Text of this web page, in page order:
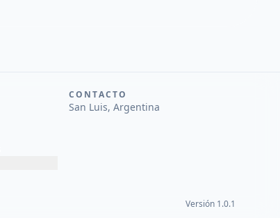
CONTACTO
San Luis, Argentina
Versión 1.0.1